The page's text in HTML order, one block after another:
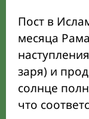
Пост в
месяца
заря) и
солнце
что